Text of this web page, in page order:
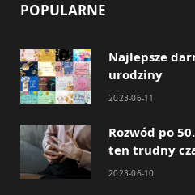
POPULARNE
Najlepsze
urodziny
2023-06-11
Rozwód po
ten trudny
2023-06-10